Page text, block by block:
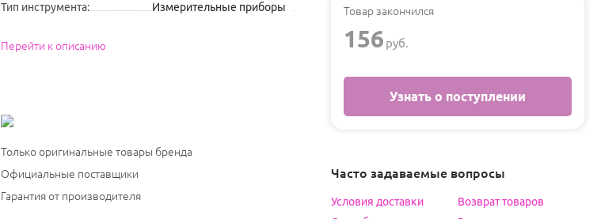
Тип инструмента: Измерительные приборы
Перейти к описанию
Только оригинальные товары бренда
Официальные поставщики
Гарантия от производителя
Товар закончился
156 руб.
Узнать о поступлении
Часто задаваемые вопросы
Условия доставки
Возврат товаров